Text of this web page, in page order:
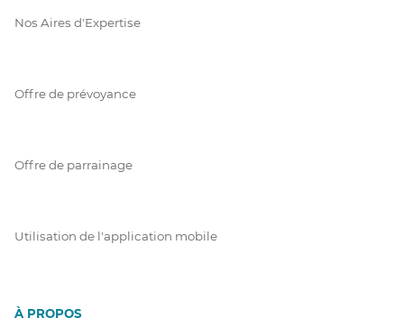
Nos Aires d'Expertise
Offre de prévoyance
Offre de parrainage
Utilisation de l'application mobile
À PROPOS